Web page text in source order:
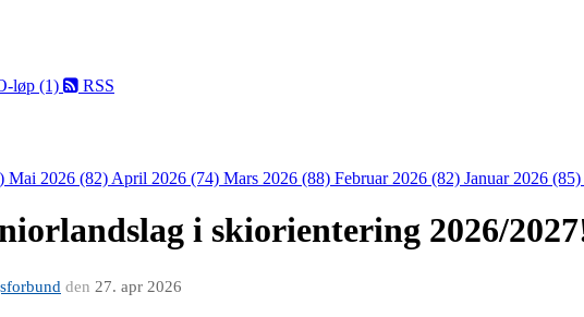
løp (1) RSS
Mai 2026 (82) April 2026 (74) Mars 2026 (88) Februar 2026 (82) Januar 2026 (85)
i skiorientering 2026/
den 27. apr 2026